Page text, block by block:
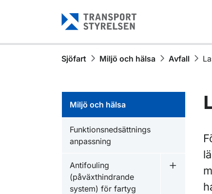
Gå till sidans innehåll
Sjöfart Miljö och hälsa Avfall
Miljö och hälsa
Funktionsnedsättnings
anpassning
Antifouling
(påväxthindrande
system) för fartyg